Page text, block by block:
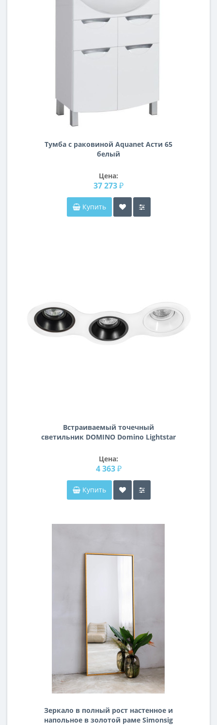
Тумба с раковиной Aquanet Асти 65
белый
Цена:
37 273 ₽
Купить
Встраиваемый точечный
светильник DOMINO Domino Lightstar
Цена:
4 363 ₽
Купить
Зеркало в полный рост настенное и
напольное в золотой раме Simonsig